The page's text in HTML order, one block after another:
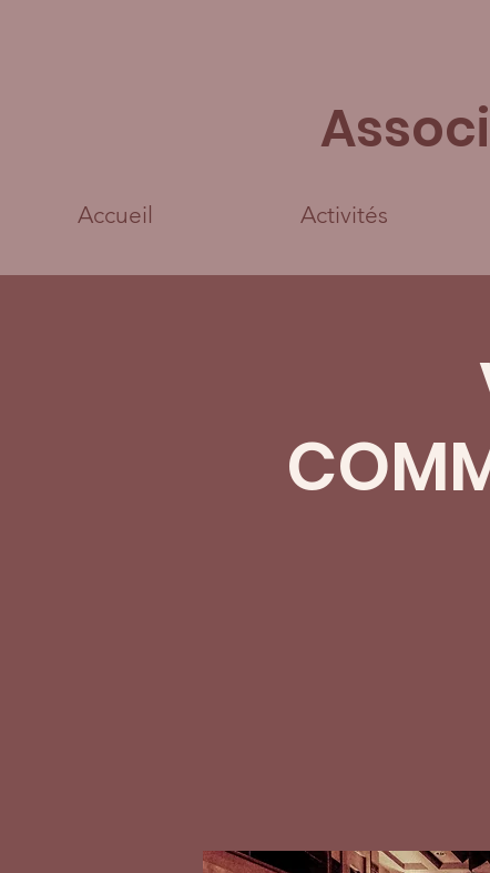
Accueil Activités